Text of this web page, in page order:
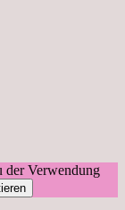
der Verwendung